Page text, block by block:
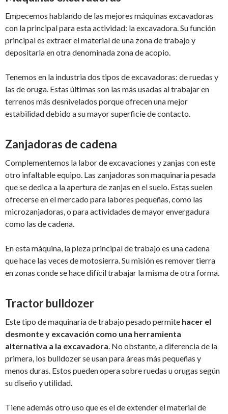
Empecemos hablando de las mejores máquinas excavadoras
con la principal para esta actividad: la excavadora. Su función
principal es extraer el material de una zona de trabajo y
depositarla en otra denominada zona de acopio.
Tenemos en la industria dos tipos de excavadoras: de ruedas y
las de oruga. Estas últimas son las más usadas al trabajar en
terrenos más desnivelados porque ofrecen una mejor
estabilidad debido a su mayor superficie de contacto.
Zanjadoras de cadena
Complementemos la labor de excavaciones y zanjas con este
otro infaltable equipo. Las zanjadoras son maquinaria pesada
que se dedica a la apertura de zanjas en el suelo. Estas suelen
ofrecerse en el mercado para labores pequeñas, como las
microzanjadoras, o para actividades de mayor envergadura
como las de cadena.
En esta máquina, la pieza principal de trabajo es una cadena
que hace las veces de motosierra. Su misión es remover tierra
en zonas conde se hace difícil trabajar la misma de otra forma.
Tractor bulldozer
Este tipo de maquinaria de trabajo pesado permite hacer el
desmonte y excavación como una herramienta
alternativa a la excavadora. No obstante, a diferencia de la
primera, los bulldozer se usan para áreas más pequeñas y
menos duras. Estos pueden opera sobre ruedas u orugas según
su diseño y utilidad.
Tiene además otro uso que es el de extender el material de